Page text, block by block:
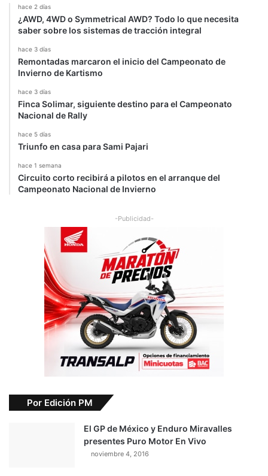
á
hace 2 días
¿AWD, 4WD o Symmetrical AWD? Todo lo que necesita
saber sobre los sistemas de tracción integral
hace 3 días
Remontadas marcaron el inicio del Campeonato de
Invierno de Kartismo
hace 3 días
Finca Solimar, siguiente destino para el Campeonato
Nacional de Rally
hace 5 días
Triunfo en casa para Sami Pajari
hace 1 semana
Circuito corto recibirá a pilotos en el arranque del
Campeonato Nacional de Invierno
-Publicidad-
Por Edición PM
El GP de México y Enduro Miravalles
presentes Puro Motor En Vivo
noviembre 4, 2016